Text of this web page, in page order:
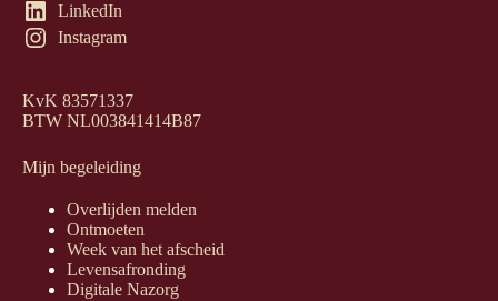
LinkedIn
Instagram
KvK 83571337
BTW NL003841414B87
Mijn begeleiding
Overlijden melden
Ontmoeten
Week van het afscheid
Levensafronding
Digitale Nazorg